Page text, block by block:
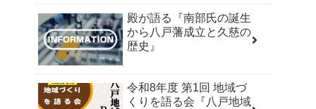
殿が語る『南部氏の誕生
から八戸藩成立と久慈の
歴史』
令和8年度 第1回 地域づ
くりを語る会『八戸地域